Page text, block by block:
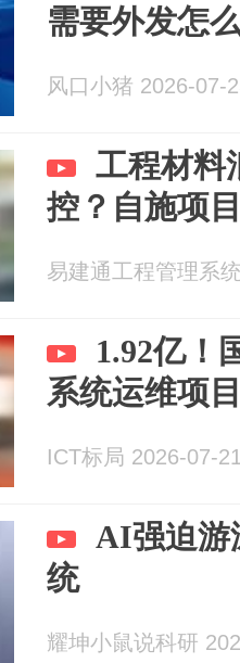
需要外发怎
风口小猪 2026-07-
工程材料
控？自施项
易建通工程管理系
1.92亿！
系统运维项
ICT标局 2026-07-
AI强迫游
统
耀坤小鼠说科研